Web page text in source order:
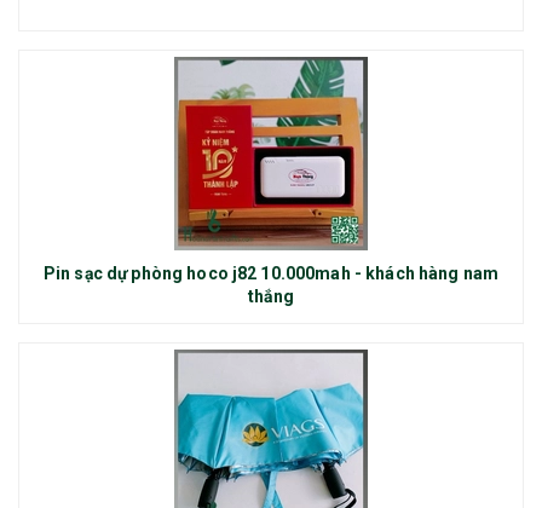
Pin sạc dự phòng hoco j82 10.000mah - khách hàng nam
thắng